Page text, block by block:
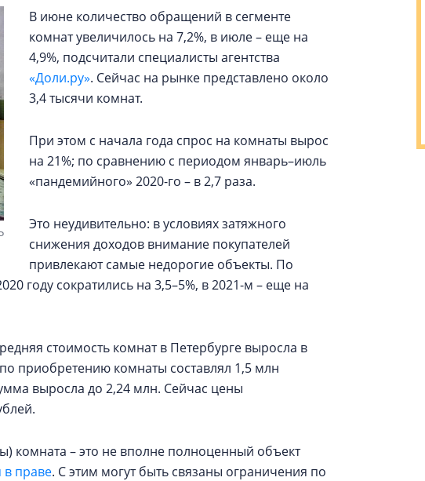
В июне количество обращений в сегменте
комнат увеличилось на 7,2%, в июле – еще на
4,9%, подсчитали специалисты агентства
«Доли.ру». Сейчас на рынке представлено около
3,4 тысячи комнат.
При этом с начала года спрос на комнаты вырос
на 21%; по сравнению с периодом январь–июль
«пандемийного» 2020-го – в 2,7 раза.
Это неудивительно: в условиях затяжного
снижения доходов внимание покупателей
привлекают самые недорогие объекты. По
году сократились на 3,5–5%, в 2021-м – еще на
стоимость комнат в Петербурге выросла в
приобретению комнаты составлял 1,5 млн
выросла до 2,24 млн. Сейчас цены
комната – это не вполне полноценный объект
в праве. С этим могут быть связаны ограничения по
2020-2026 годов постройки на 9%
дешевле строящихся